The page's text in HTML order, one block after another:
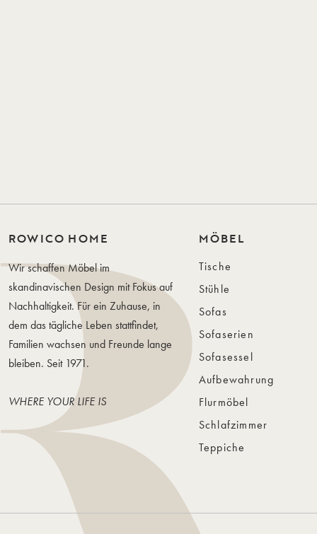
ROWICO HOME
Wir schaffen Möbel im
skandinavischen Design mit Fokus auf
Nachhaltigkeit. Für ein Zuhause, in
dem das tägliche Leben stattfindet,
Familien wachsen und Freunde lange
bleiben. Seit 1971.
WHERE YOUR LIFE IS
MÖBEL
Tische
Stühle
Sofas
Sofaserien
Sofasessel
Aufbewahrung
Flurmöbel
Schlafzimmer
Teppiche